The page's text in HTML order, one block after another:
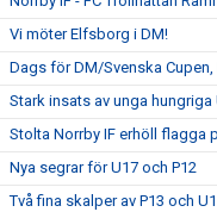
Vi möter Elfsborg i DM!
Dags för DM/Svenska
Stark insats av unga hungriga
Stolta Norrby IF erhöll flagga
Nya segrar för U17 och P12
Två fina skalper av P13 och